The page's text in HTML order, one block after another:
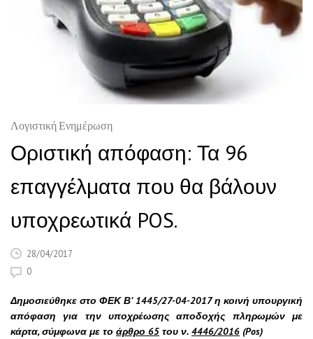
Λογιστική Ενημέρωση
Οριστική απόφαση: Τα 96
επαγγέλματα που θα βάλουν
υποχρεωτικά POS.
28/04/2017
0
Δημοσιεύθηκε στο ΦΕΚ Β’ 1445/27-04-2017 η κοινή υπουργική
απόφαση για την υποχρέωσης αποδοχής πληρωμών με
κάρτα, σύμφωνα με το άρθρο 65 του ν. 4446/2016 (Pos)